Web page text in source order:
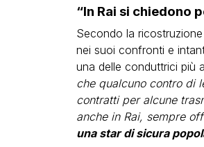
“In Rai si chiedono
Secondo la
nei suoi confronti e
una delle conduttrici più
che qualcuno contro di
contratti per alcune
anche in Rai, sempre
una star di sicura